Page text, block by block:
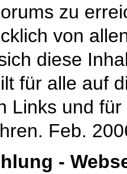
zu
von
diese
für alle auf
Links und
Feb.
-